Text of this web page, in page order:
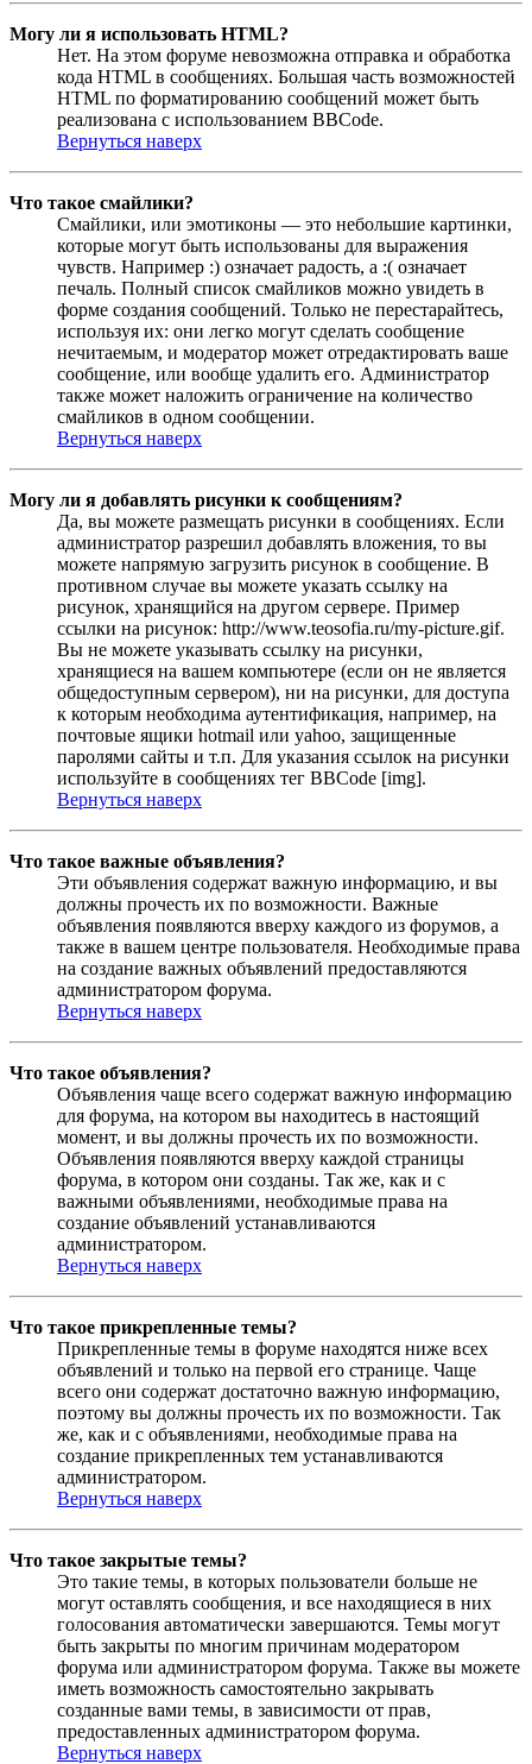
Могу ли я использовать HTML?
Нет. На этом форуме невозможна отправка и обработка
кода HTML в сообщениях. Большая часть возможностей
HTML по форматированию сообщений может быть
реализована с использованием BBCode.
Вернуться наверх
Что такое смайлики?
Смайлики, или эмотиконы — это небольшие картинки,
которые могут быть использованы для выражения
чувств. Например :) означает радость, а :( означает
печаль. Полный список смайликов можно увидеть в
форме создания сообщений. Только не перестарайтесь,
используя их: они легко могут сделать сообщение
нечитаемым, и модератор может отредактировать ваше
сообщение, или вообще удалить его. Администратор
также может наложить ограничение на количество
смайликов в одном сообщении.
Вернуться наверх
Могу ли я добавлять рисунки к сообщениям?
Да, вы можете размещать рисунки в сообщениях. Если
администратор разрешил добавлять вложения, то вы
можете напрямую загрузить рисунок в сообщение. В
противном случае вы можете указать ссылку на
рисунок, хранящийся на другом сервере. Пример
ссылки на рисунок: http://www.teosofia.ru/my-picture.gif.
Вы не можете указывать ссылку на рисунки,
хранящиеся на вашем компьютере (если он не является
общедоступным сервером), ни на рисунки, для доступа
к которым необходима аутентификация, например, на
почтовые ящики hotmail или yahoo, защищенные
паролями сайты и т.п. Для указания ссылок на рисунки
используйте в сообщениях тег BBCode [img].
Вернуться наверх
Что такое важные объявления?
Эти объявления содержат важную информацию, и вы
должны прочесть их по возможности. Важные
объявления появляются вверху каждого из форумов, а
также в вашем центре пользователя. Необходимые права
на создание важных объявлений предоставляются
администратором форума.
Вернуться наверх
Что такое объявления?
Объявления чаще всего содержат важную информацию
для форума, на котором вы находитесь в настоящий
момент, и вы должны прочесть их по возможности.
Объявления появляются вверху каждой страницы
форума, в котором они созданы. Так же, как и с
важными объявлениями, необходимые права на
создание объявлений устанавливаются
администратором.
Вернуться наверх
Что такое прикрепленные темы?
Прикрепленные темы в форуме находятся ниже всех
объявлений и только на первой его странице. Чаще
всего они содержат достаточно важную информацию,
поэтому вы должны прочесть их по возможности. Так
же, как и с объявлениями, необходимые права на
создание прикрепленных тем устанавливаются
администратором.
Вернуться наверх
Что такое закрытые темы?
Это такие темы, в которых пользователи больше не
могут оставлять сообщения, и все находящиеся в них
голосования автоматически завершаются. Темы могут
быть закрыты по многим причинам модератором
форума или администратором форума. Также вы можете
иметь возможность самостоятельно закрывать
созданные вами темы, в зависимости от прав,
предоставленных администратором форума.
Вернуться наверх